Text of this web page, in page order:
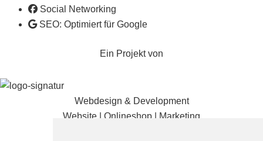
Social Networking
SEO: Optimiert für Google
Ein Projekt von
Webdesign & Development
Website | Onlineshop | Marketing